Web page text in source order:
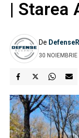
| Starea
De
30 NOIEMBRIE